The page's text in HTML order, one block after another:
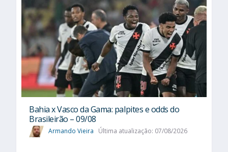
Bahia x Vasco da Gama: palpites e odds do
Brasileirão – 09/08
Armando Vieira Última atualização: 07/08/2026